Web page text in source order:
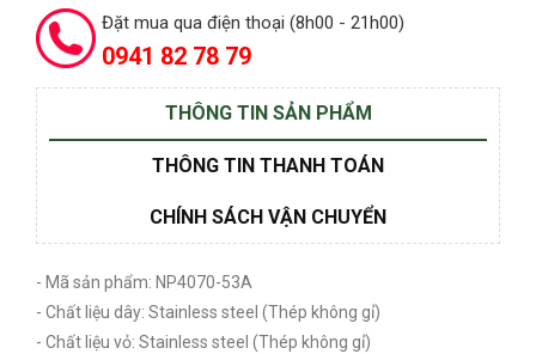
Đặt mua qua điện thoại (8h00 - 21h00)
0941 82 78 79
THÔNG TIN SẢN PHẨM
THÔNG TIN THANH TOÁN
CHÍNH SÁCH VẬN CHUYỂN
- Mã sản phẩm: NP4070-53A
- Chất liệu dây: Stainless steel (Thép không gỉ)
- Chất liệu vỏ: Stainless steel (Thép không gỉ)